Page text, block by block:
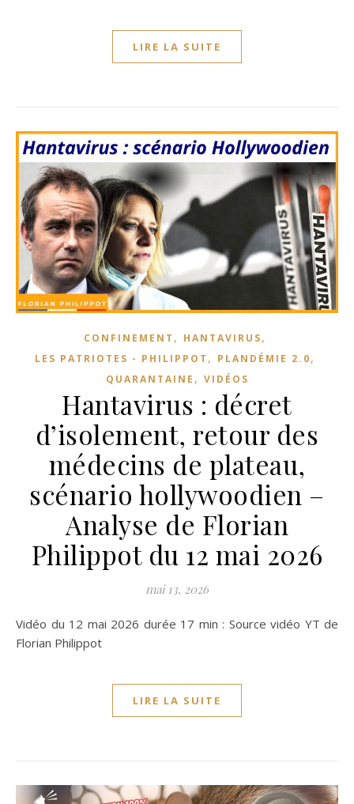
LIRE LA SUITE
CONFINEMENT , HANTAVIRUS,
LES PATRIOTES - PHILIPPOT , PLANDÉMIE 2.0,
QUARANTAINE , VIDÉOS
Hantavirus : décret
d’isolement, retour des
médecins de plateau,
scénario hollywoodien –
Analyse de Florian
Philippot du 12 mai 2026
mai 13, 2026
Vidéo du 12 mai 2026 durée 17 min : Source vidéo YT de
Florian Philippot
LIRE LA SUITE